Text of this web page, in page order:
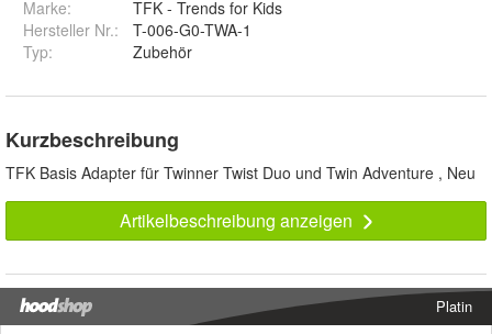
Marke:
TFK - Trends for Kids
Hersteller Nr.:
T-006-G0-TWA-1
Typ: Zubehör
Kurzbeschreibung
TFK Basis Adapter für Twinner Twist Duo und Twin Adventure , Neu
Artikelbeschreibung anzeigen
Platin